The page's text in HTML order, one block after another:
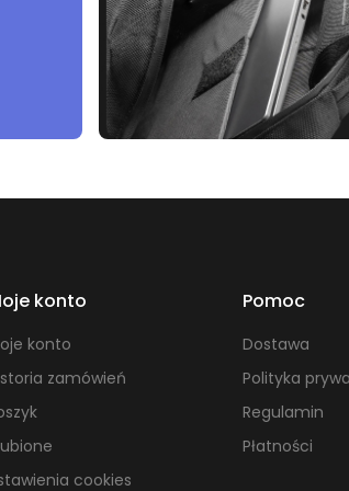
piórnika organizer warto
potrzeb – nie za duży, aby
przedmioty.
Podsumowanie
organizer to doskonałe rozwiązanie
organizacja przestrzeni
konto
konto
zamówień
cookies
Pomoc
Dostawa
Polityka
Regulamin
Płatności